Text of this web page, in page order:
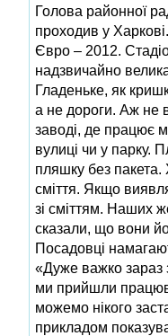
Голова районної
проходив у
Євро – 2012.
надзвичайно
Гладеньке, як
а не дороги. Аж не
заводі, де працює
вулиці чи у парку.
пляшку без пакета.
сміття. Якщо
зі сміттям. Наших
сказали, що вони
Посадовці
«Дуже важко зараз
ми прийшли
можемо нікого
прикладом